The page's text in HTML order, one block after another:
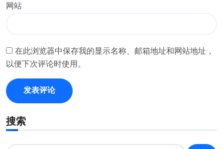
网站
在此浏览器中保存我的显示名称、邮箱地址和网站地址，
以便下次评论时使用。
搜索